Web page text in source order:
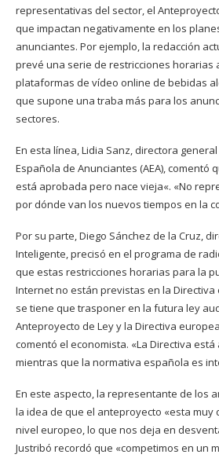
representativas del sector, el
que impactan negativamente en los
anunciantes. Por ejemplo, la redacción
prevé una serie de restricciones horarias
plataformas de vídeo online de bebidas
que supone una traba más para los
sectores.
En esta línea, Lidia Sanz, directora
Española de Anunciantes (AEA), comentó
está aprobada pero nace vieja«. «No
por dónde van los nuevos tiempos en la
Por su parte, Diego Sánchez de la Cruz,
Inteligente, precisó en el programa de radio
que estas restricciones horarias para la
Internet no están previstas en la
se tiene que trasponer en la futura ley
Anteproyecto de Ley y la Directiva
comentó el economista. «La Directiva
mientras que la normativa española es
En este aspecto, la representante de los
la idea de que el anteproyecto «esta muy
nivel europeo, lo que nos deja en
Justribó recordó que «competimos en un